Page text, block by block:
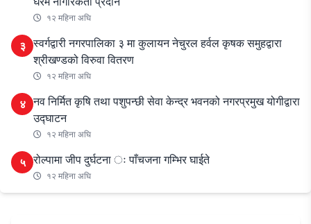
१२ महिना अघि
३ स्वर्गद्वारी नगरपालिका ३ मा कुलायन नेचुरल हर्वल कृषक समुहद्वारा
श्रीखण्डको विरुवा वितरण
१२ महिना अघि
४ नव निर्मित कृषि तथा पशुपन्छी सेवा केन्द्र भवनको नगरप्रमुख योगीद्वारा
उद्घाटन
१२ महिना अघि
५ रोल्पामा जीप दुर्घटना ः पाँचजना गम्भिर घाईते
१२ महिना अघि